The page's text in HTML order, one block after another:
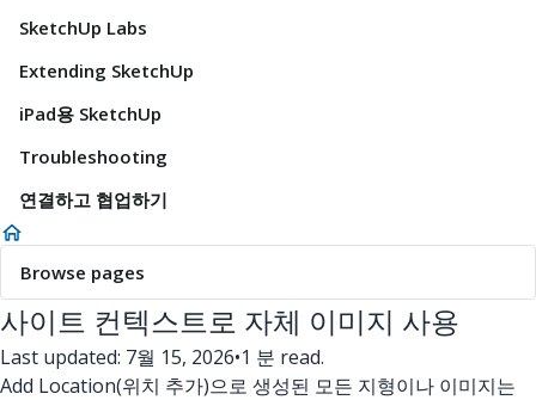
SketchUp Labs
Extending SketchUp
iPad용 SketchUp
Troubleshooting
연결하고 협업하기
Browse pages
사이트 컨텍스트로 자체 이미지 사용
Last updated: 7월 15, 2026•1 분 read.
Add Location(위치 추가)으로 생성된 모든 지형이나 이미지는